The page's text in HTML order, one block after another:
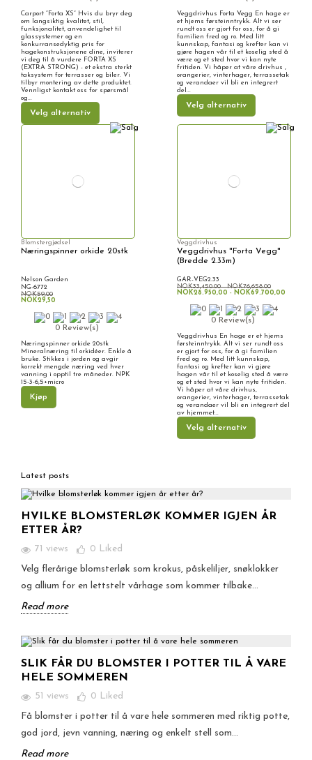
Carport “Forta XS” Hvis du bryr deg
om langsiktig kvalitet, stil,
funksjonalitet, anvendelighet til
glassystemer og en
konkurransedyktig pris for
hagekonstruksjonene dine, inviterer
vi deg til å vurdere FORTA XS
(EXTRA STRONG) - et ekstra sterkt
taksystem for terrasser og biler. Vi
tilbyr montering av dette produktet.
Vennligst kontakt oss for spørsmål
og...
Velg alternativ
Veggdrivhus Forta Vegg En hage er
et hjems førsteinntrykk. Alt vi ser
rundt oss er gjort for oss, for å gi
familien fred og ro. Med litt
kunnskap, fantasi og krefter kan vi
gjøre hagen vår til et koselig sted å
være og et sted hvor vi kan nyte
fritiden. Vi håper at våre drivhus ,
orangerier, vinterhager, terrassetak
og verandaer vil bli en integrert
del...
Velg alternativ
Blomstergjødsel
Næringspinner orkide 20stk
Nelson Garden
NG-6772
NOK59,00
NOK29,50
0 Review(s)
Næringspinner orkide 20stk
Mineralnæring til orkidéer. Enkle å
bruke. Stikkes i jorden og avgir
korrekt mengde næring ved hver
vanning i opptil tre måneder. NPK
15-3-6,5+micro
Kjøp
Veggdrivhus
Veggdrivhus "Forta Vegg"
(Bredde 2.33m)
GAR-VEG2.33
NOK33,450.00 - NOK76,658.00
NOK28.950,00 - NOK69.700,00
0 Review(s)
Veggdrivhus En hage er et hjems
førsteinntrykk. Alt vi ser rundt oss
er gjort for oss, for å gi familien
fred og ro. Med litt kunnskap,
fantasi og krefter kan vi gjøre
hagen vår til et koselig sted å være
og et sted hvor vi kan nyte fritiden.
Vi håper at våre drivhus,
orangerier, vinterhager, terrassetak
og verandaer vil bli en integrert del
av hjemmet...
Velg alternativ
Latest posts
HVILKE BLOMSTERLØK KOMMER IGJEN ÅR
ETTER ÅR?
71 views 0 Liked
Velg flerårige blomsterløk som krokus, påskeliljer, snøklokker
og allium for en lettstelt vårhage som kommer tilbake...
Read more
SLIK FÅR DU BLOMSTER I POTTER TIL Å VARE
HELE SOMMEREN
51 views 0 Liked
Få blomster i potter til å vare hele sommeren med riktig potte,
god jord, jevn vanning, næring og enkelt stell som...
Read more